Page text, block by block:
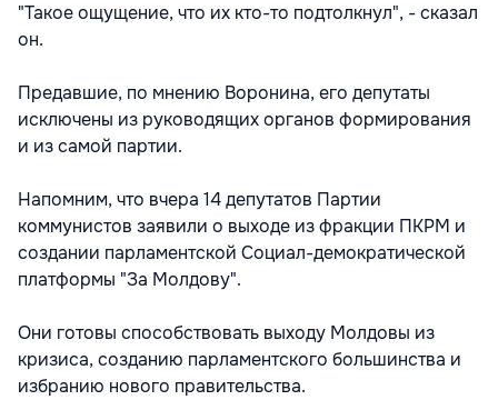
"Такое ощущение, что их кто-то подтолкнул", - сказал
он.
Предавшие, по мнению Воронина, его депутаты
исключены из руководящих органов формирования
и из самой партии.
Напомним, что вчера 14 депутатов Партии
коммунистов заявили о выходе из фракции ПКРМ и
создании парламентской Социал-демократической
платформы "За Молдову".
Они готовы способствовать выходу Молдовы из
кризиса, созданию парламентского большинства и
избранию нового правительства.